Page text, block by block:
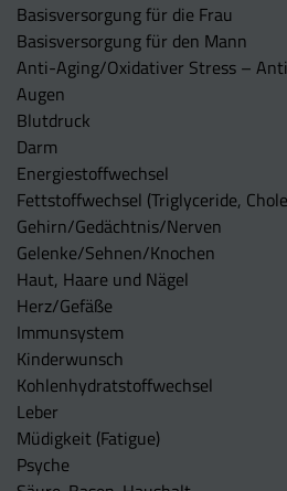
Basisversorgung für die Frau
Basisversorgung für den Mann
Anti-Aging/Oxidativer Stress –
Augen
Blutdruck
Darm
Energiestoffwechsel
Fettstoffwechsel (Triglyceride,
Gehirn/Gedächtnis/Nerven
Gelenke/Sehnen/Knochen
Haut, Haare und Nägel
Herz/Gefäße
Immunsystem
Kinderwunsch
Kohlenhydratstoffwechsel
Leber
Müdigkeit (Fatigue)
Psyche